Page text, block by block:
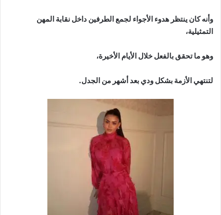
وأنه كان ينتظر هدوء الأجواء لجمع الطرفين داخل نقابة المهن
التمثيلية،
وهو ما تحقق بالفعل خلال الأيام الأخيرة،
لتنتهي الأزمة بشكل ودي بعد أشهر من الجدل.